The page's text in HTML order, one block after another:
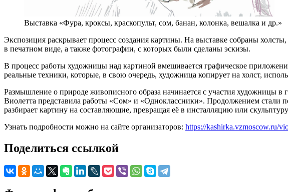
Выставка «Фура, кроксы, краскопульт, сом, банан, колонка, вешалка и др.»
Экспозиция раскрывает процесс создания картины. На выставке собраны
в печатном виде, а также фотографии, с которых были сделаны эскизы.
В процесс работы художницы над картиной вмешивается графическое
реальные техники, которые, в свою очередь, художница копирует на холст,
Размышление о природе живописного образа начинается с участия художницы
Виолетта представила работы «Сом» и «Одноклассники». Продолжением стали
разбирает картину на составляющие, превращая её в инсталляцию или
Узнать подробности можно на сайте организаторов: https://kashirka.vzmoscow.ru/
Поделиться ссылкой